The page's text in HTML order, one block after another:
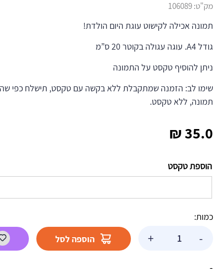
מק"ט:106089
תמונה אכילה לקישוט עוגת היום הולדת!
גודל A4. עוגה עגולה בקוטר 20 ס”מ
ניתן להוסיף טקסט על התמונה
שימו לב: הזמנה שמתקבלת ללא בקשה עם טקסט, תישלח כפי
תמונה, ללא טקסט.
35.0
₪
הוספת טקסט
כמות:
-
של
+ הוספה לסל